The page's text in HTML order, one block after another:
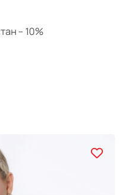
– 10%